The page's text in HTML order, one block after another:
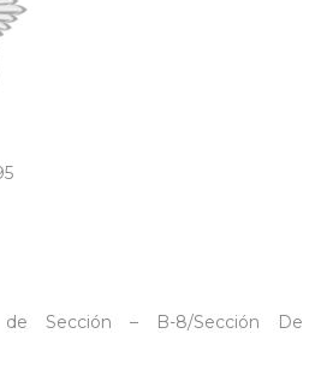
Sección – B-8/Sección De